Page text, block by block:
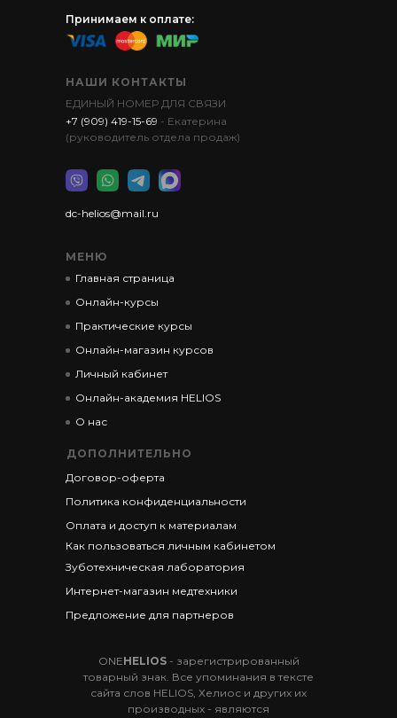
ДОПОЛНИТЕЛЬНО
Договор-оферта
Политика конфиденциальности
Оплата и доступ к материалам
Как пользоваться личным кабинетом
Зуботехническая лаборатория
Интернет-магазин медтехники
Предложение для партнеров
Главная страница
Онлайн-курсы
Практические курсы
Личный кабинет
Онлайн-академия HELIOS
МЕНЮ
dc-helios@mail.ru
ЕДИНЫЙ НОМЕР ДЛЯ СВЯЗИ
+7 (909) 419-15-69 - Екатерина
(руководитель отдела продаж)
НАШИ КОНТАКТЫ
Принимаем к оплате:
Онлайн-магазин курсов
О нас
ONEHELIOS- зарегистрированный
товарный знак. Все упоминания в тексте
сайта слов HELIOS, Хелиос и других их
производных - являются